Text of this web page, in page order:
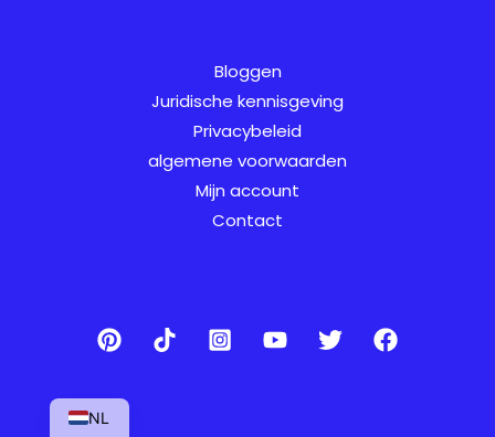
Bloggen
Juridische kennisgeving
Privacybeleid
algemene voorwaarden
Mijn account
Contact
NL
EN